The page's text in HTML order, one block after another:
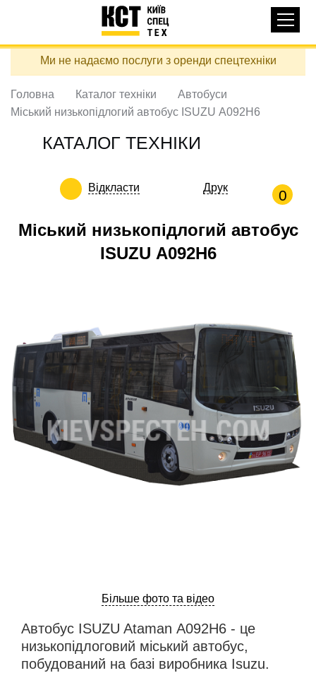
Перейти
вмісту
навигация
КАТАЛОГ ТЕХНІКИ
ДОСТАВКА ТА ОПЛАТА
ПРО НАС
КОНТАКТИ
Ми не надаємо послуги з оренди спецтехніки
Головна Каталог техніки
Автобуси
Міський низькопідлогий автобус ISUZU А092H6
КАТАЛОГ ТЕХНІКИ
Відкласти Друк 0
Міський низькопідлогий автобус
ISUZU А092H6
Більше фото та відео
Автобус ISUZU Ataman А092Н6 - це
низькопідлоговий міський автобус,
побудований на базі виробника Isuzu.